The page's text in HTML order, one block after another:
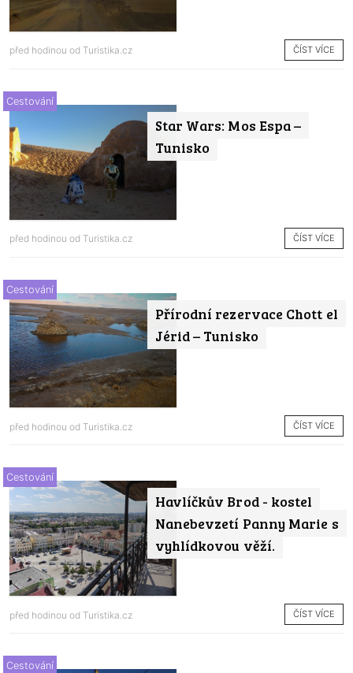
před hodinou od Turistika.cz ČÍST VÍCE
Star Wars: Mos Espa –
Tunisko
Cestování
před hodinou od Turistika.cz ČÍST VÍCE
Přírodní rezervace Chott el
Jérid – Tunisko
Cestování
před hodinou od Turistika.cz ČÍST VÍCE
Havlíčkův Brod - kostel
Nanebevzetí Panny Marie s
vyhlídkovou věží.
Cestování
před hodinou od Turistika.cz ČÍST VÍCE
Cestování